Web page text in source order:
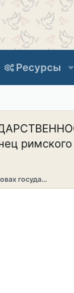
Ресурсы
римского
Раздел саморазвития в основах государственности